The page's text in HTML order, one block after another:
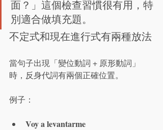
面？」這個檢查習慣很有用，特
別適合做填充題。
不定式和現在進行式有兩種放法
當句子出現「變位動詞 + 原形動詞」
時，反身代詞有兩個正確位置。
例子：
Voy a levantarme